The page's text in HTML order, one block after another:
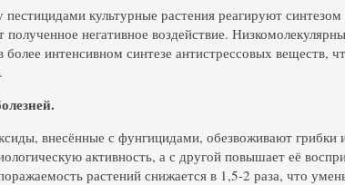
пестицидами культурные растения реагируют
полученное негативное воздействие.
более интенсивном синтезе антистрессовых веществ,
внесённые с фунгицидами, обезвоживают
активность, а с другой повышает её
растений снижается в 1,5-2 раза, что